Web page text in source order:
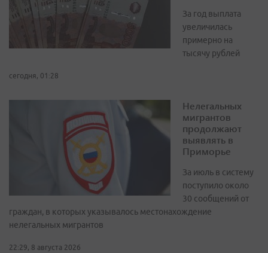
За год выплата
увеличилась
примерно на
тысячу рублей
сегодня, 01:28
Нелегальных
мигрантов
продолжают
выявлять в
Приморье
За июль в систему
поступило около
30 сообщений от
граждан, в которых указывалось местонахождение
нелегальных мигрантов
22:29, 8 августа 2026